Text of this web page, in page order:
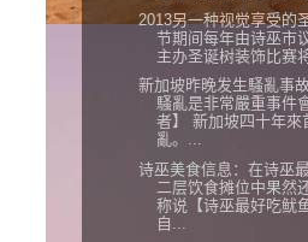
2013另一种视觉享受的
节期间每年由诗巫市
主办圣诞树装饰比赛
新加坡昨晚发生騷亂事
騷亂是非常嚴重事件
者】 新加坡四十年來
亂。...
诗巫美食信息：在诗巫
二层饮食摊位中果然
称说【诗巫最好吃鱿
自...